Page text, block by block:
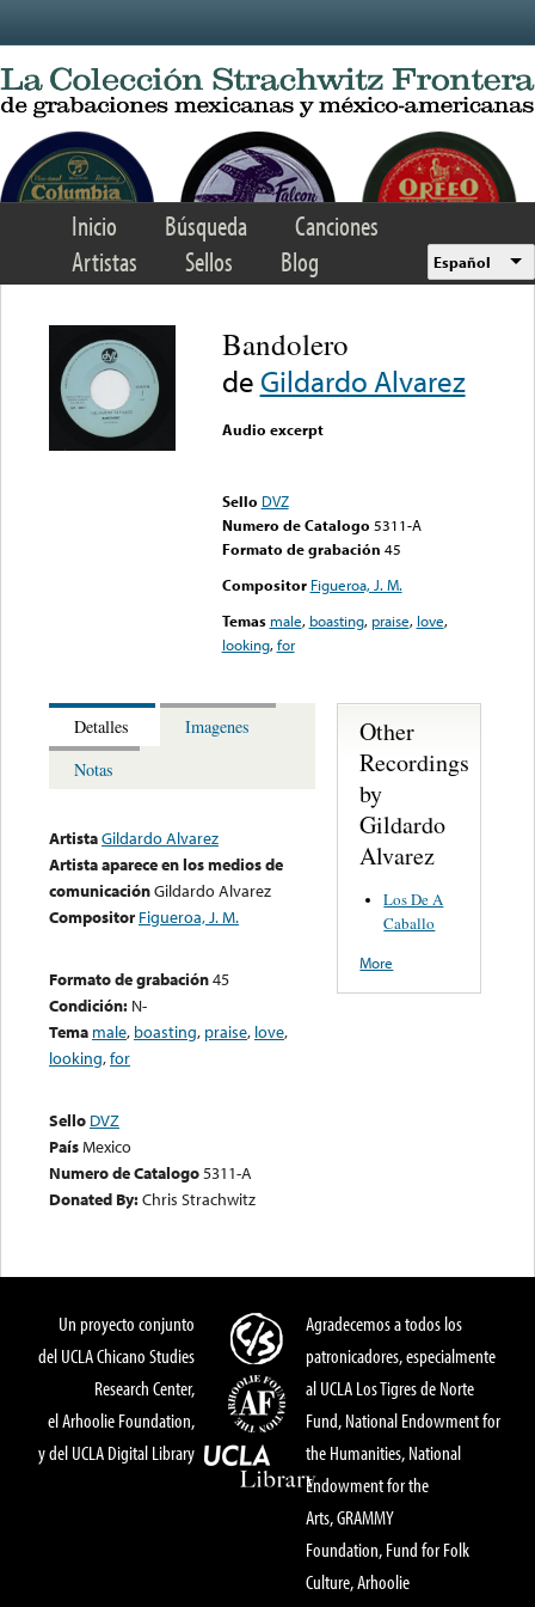
Inicio Búsqueda
Canciones
Artistas
Sellos Blog Español
Bandolero
de Gildardo Alvarez
Audio excerpt
Sello DVZ
Numero de Catalogo 5311-A
Formato de grabación 45
Compositor Figueroa, J. M.
Temas male, boasting, praise, love,
looking,for
Detalles
Imagenes
Notas
ArtistaGildardo Alvarez
Artista aparece en los medios de
comunicaciónGildardo Alvarez
Compositor Figueroa, J. M.
Formato de grabación45
Condición: N-
Tema male, boasting, praise, love,
looking,for
Sello DVZ
PaísMexico
Numero de Catalogo5311-A
Donated By:Chris Strachwitz
Other
Recordings
by
Gildardo
Alvarez
Los De A
Caballo
More
Un proyecto conjunto
del UCLA Chicano Studies
Research Center,
el Arhoolie Foundation,
y del UCLA Digital Library
Agradecemos a todos los
patronicadores, especialmente
al UCLA Los Tigres de Norte
Fund, National Endowment for
the Humanities, National
Endowment for the
Arts, GRAMMY
Foundation, Fund for Folk
Culture, Arhoolie